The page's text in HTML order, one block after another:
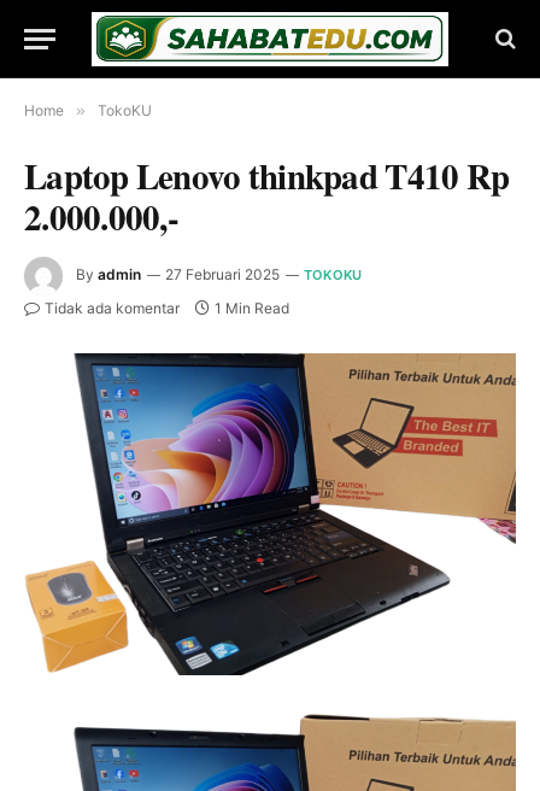
Home » TokoKU
Laptop Lenovo thinkpad T410 Rp
2.000.000,-
By admin 27 Februari 2025 TOKOKU
Tidak ada komentar 1 Min Read